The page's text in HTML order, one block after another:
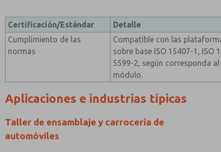
Certificación/Estándar
Detalle
Cumplimiento de las
normas
Compatible con las
sobre base ISO 15407-1, ISO
5599-2, según corresponda
módulo.
Aplicaciones e industrias típicas
Taller de ensamblaje y carrocería de
automóviles